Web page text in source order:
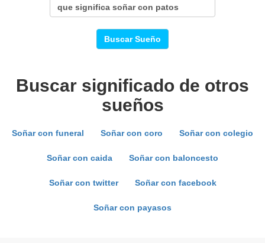
Buscar Sueño
Buscar significado de otros
sueños
Soñar con funeral Soñar con coro Soñar con colegio
Soñar con caida Soñar con baloncesto
Soñar con twitter Soñar con facebook
Soñar con payasos